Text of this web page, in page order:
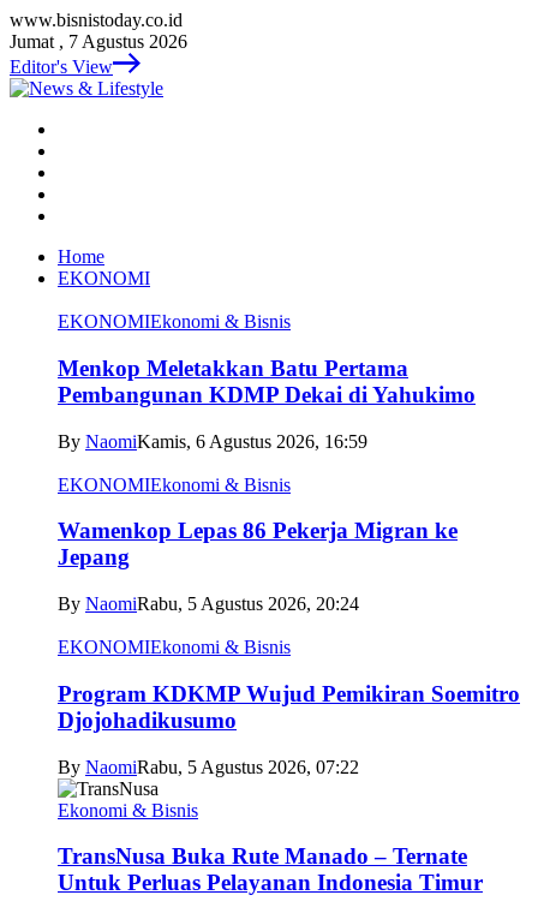
www.bisnistoday.co.id
Jumat , 7 Agustus 2026
Editor's View
Home
EKONOMI
EKONOMIEkonomi & Bisnis
Menkop Meletakkan Batu Pertama
Pembangunan KDMP Dekai di Yahukimo
By NaomiKamis, 6 Agustus 2026, 16:59
EKONOMIEkonomi & Bisnis
Wamenkop Lepas 86 Pekerja Migran ke
Jepang
By NaomiRabu, 5 Agustus 2026, 20:24
EKONOMIEkonomi & Bisnis
Program KDKMP Wujud Pemikiran Soemitro
Djojohadikusumo
By NaomiRabu, 5 Agustus 2026, 07:22
Ekonomi & Bisnis
TransNusa Buka Rute Manado – Ternate
Untuk Perluas Pelayanan Indonesia Timur